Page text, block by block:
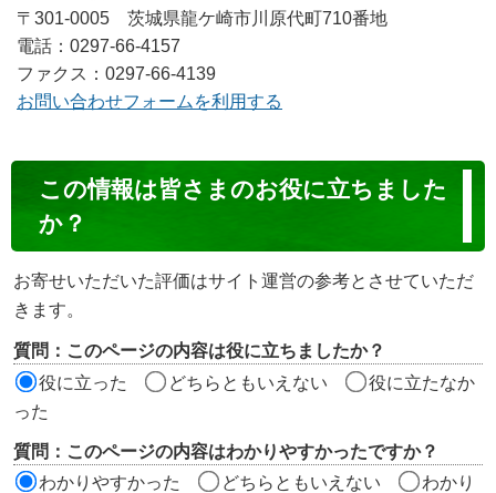
〒301-0005 茨城県龍ケ崎市川原代町710番地
電話：0297-66-4157
ファクス：0297-66-4139
お問い合わせフォームを利用する
ン
ン
ツ
評
価
ア
この情報は皆さまのお役に立ちました
か？
お寄せいただいた評価はサイト運営の参考とさせていただ
きます。
質問：このページの内容は役に立ちましたか？
役に立った
どちらともいえない
役に立たなか
った
質問：このページの内容はわかりやすかったですか？
わかりやすかった
どちらともいえない
わかり